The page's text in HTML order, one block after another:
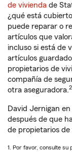
de vivienda de
¿qué está
puede reparar o
artículos que
incluso si está de
artículos
propietarios de
compañía de
otra aseguradora.2
David Jernigan
después de que
de propietarios de
1. Por favor, consulte su